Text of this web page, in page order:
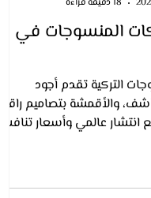
المنسوجات في
التركية تقدم أجود
والأقمشة بتصاميم راقية
انتشار عالمي وأسعار تنافسية
18 دقيقة قراءة